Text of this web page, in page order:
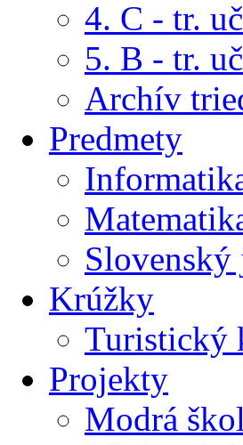
4. C - tr.
5. B - tr.
Archív
Predmety
Slovenský
Krúžky
Turistický
Projekty
Modrá